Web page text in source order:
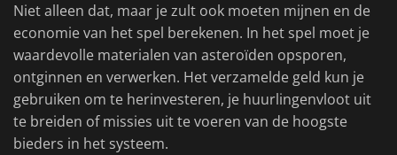
Niet alleen dat, maar je zult ook moeten mijnen en de
economie van het spel berekenen. In het spel moet je
waardevolle materialen van asteroïden opsporen,
ontginnen en verwerken. Het verzamelde geld kun je
gebruiken om te herinvesteren, je huurlingenvloot uit
te breiden of missies uit te voeren van de hoogste
bieders in het systeem.